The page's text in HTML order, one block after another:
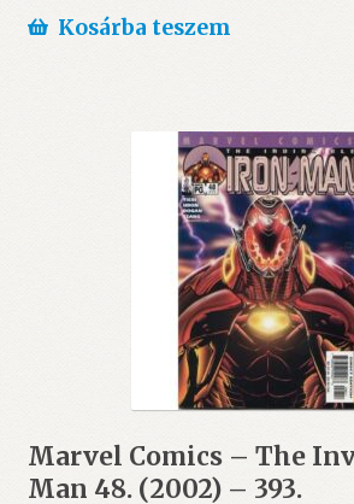
Kosárba teszem
Marvel Comics – The
Man 48. (2002) – 393.